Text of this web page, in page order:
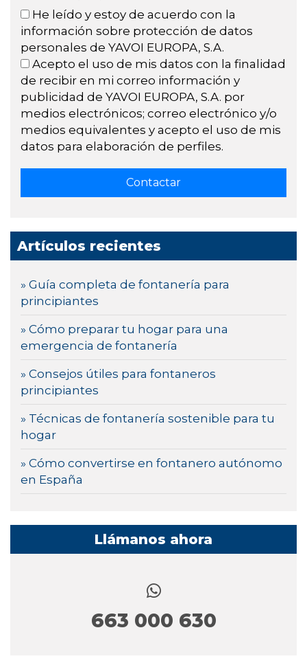
He leído y estoy de acuerdo con la
información sobre protección de datos
personales de YAVOI EUROPA, S.A.
Acepto el uso de mis datos con la finalidad
de recibir en mi correo información y
publicidad de YAVOI EUROPA, S.A. por
medios electrónicos; correo electrónico y/o
medios equivalentes y acepto el uso de mis
datos para elaboración de perfiles.
Artículos recientes
» Guía completa de fontanería para
principiantes
» Cómo preparar tu hogar para una
emergencia de fontanería
» Consejos útiles para fontaneros
principiantes
» Técnicas de fontanería sostenible para tu
hogar
» Cómo convertirse en fontanero autónomo
en España
Llámanos ahora
663 000 630